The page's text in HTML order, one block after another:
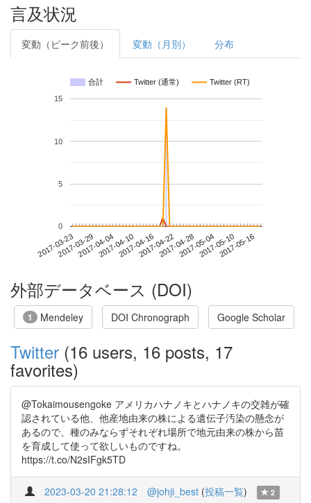
言及状況
変動（ピーク前後） 変動（月別） 分布
合計 Twitter (通常) Twitter (RT)
2017-03-232017-03-292017-04-042017-04-102017-04-162017-04-222017-04-282017-05-042017-05-102017-05-16
0
5
10
15
外部データベース (DOI)
1 Mendeley DOI Chronograph Google Scholar
Twitter (16 users, 16 posts, 17
favorites)
@Tokaimousengoke アメリカハナノキとハナノキの交雑が確
認されている他、他産地由来の株による遺伝子汚染の懸念が
あるので、種のみならずそれぞれ場所で地元由来の株から苗
を育成して使って欲しいものですね。
https://t.co/N2sIFgk5TD
2023-03-20 21:28:12 @johji_best (投稿一覧) 2